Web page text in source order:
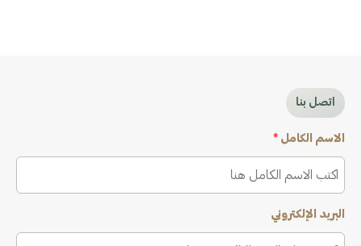
اتصل بنا
الاسم الكامل *
البريد الإلكتروني